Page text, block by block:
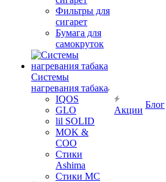
Фильтры для
сигарет
Бумага для
самокруток
Системы
нагревания табака
IQOS
GLO
lil SOLID
MOK &
COO
Стики
Ashima
Стики MC
Акции
Блог